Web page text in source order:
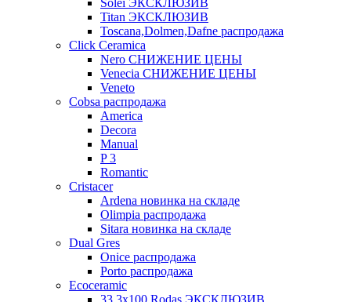
Solei ЭКСКЛЮЗИВ
Titan ЭКСКЛЮЗИВ
Toscana,Dolmen,Dafne распродажа
Cliсk Ceramica
Nero СНИЖЕНИЕ ЦЕНЫ
Venecia СНИЖЕНИЕ ЦЕНЫ
Veneto
Cobsa распродажа
America
Decora
Manual
P 3
Romantic
Cristacer
Ardena новинка на складе
Olimpia распродажа
Sitara новинка на складе
Dual Gres
Onice распродажа
Porto распродажа
Ecoceramic
33.3х100 Rodas ЭКСКЛЮЗИВ